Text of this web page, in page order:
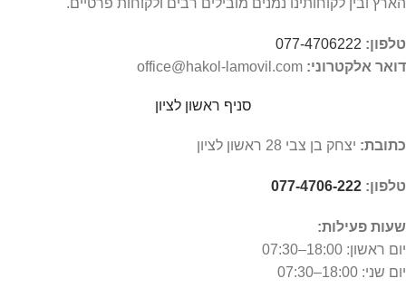
הארץ ובין לקוחותינו נמנים מובילים רבים ולקוחות פרטיים.
טלפון: 077-4706222
דואר אלקטרוני:
סניף ראשון לציון
כתובת: יצחק בן צבי 28 ראשון לציון
טלפון: 077-4706-222
שעות פעילות:
יום ראשון: 18:00–07:30
יום שני: 18:00–07:30